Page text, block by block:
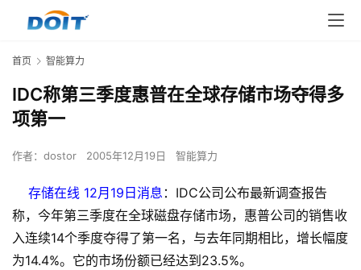
首页 智能算力
IDC称第三季度惠普在全球存储市场夺得多
项第一
作者： dostor 2005年12月19日 智能算力
存储在线 12月19日消息 ：IDC公司公布最新调查报告
称，今年第三季度在全球磁盘存储市场，惠普公司的销售收
入连续14个季度夺得了第一名，与去年同期相比，增长幅度
为14.4%。它的市场份额已经达到23.5%。